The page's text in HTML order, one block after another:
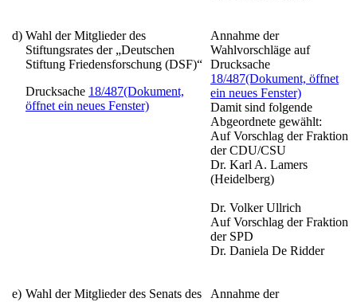
d) Wahl der Mitglieder des
Stiftungsrates der „Deutschen
Stiftung Friedensforschung (DSF)“
Drucksache 18/487(Dokument,
öffnet ein neues Fenster)
Annahme der
Wahlvorschläge auf
Drucksache
18/487(Dokument, öffnet
ein neues Fenster)
Damit sind folgende
Abgeordnete gewählt:
Auf Vorschlag der Fraktion
der CDU/CSU
Dr. Karl A. Lamers
(Heidelberg)
Dr. Volker Ullrich
Auf Vorschlag der Fraktion
der SPD
Dr. Daniela De Ridder
e) Wahl der Mitglieder des Senats des
Annahme der